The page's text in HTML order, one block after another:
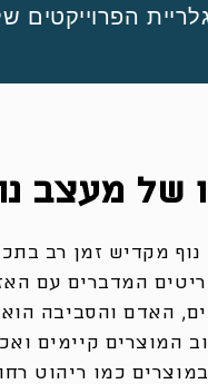
הפרוייקטים
של מעצב
מקדיש זמן רב
המדברים עם
האדם והסביבה
המוצרים קיימים
כמו ריהוט